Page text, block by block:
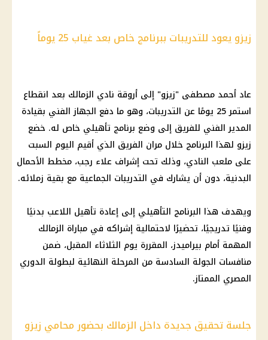
زيزو يعود للتدريبات ببرنامج خاص بعد غياب 25 يوماً
عاد أحمد مصطفى "زيزو" إلى أروقة نادي الزمالك بعد انقطاع
استمر 25 يومًا عن التدريبات، وهو ما دفع الجهاز الفني بقيادة
المدير الفني للفريق إلى وضع برنامج تأهيلي خاص له. خضع
زيزو لهذا البرنامج خلال مران الفريق الذي أقيم اليوم السبت
على ملعب النادي، وذلك تحت إشراف علاء رجب، مخطط الأحمال
البدنية، دون أن يشارك في التدريبات الجماعية مع بقية زملائه.
ويهدف هذا البرنامج التأهيلي إلى إعادة تأهيل اللاعب بدنيًا
وفنيًا تدريجيًا، تحضيرًا لاحتمالية إشراكه في مباراة الزمالك
المهمة أمام بيراميدز، المقررة يوم الثلاثاء المقبل، ضمن
منافسات الجولة السادسة من المرحلة النهائية لبطولة الدوري
المصري الممتاز.
جلسة تحقيق جديدة داخل الزمالك بحضور محامي زيزو